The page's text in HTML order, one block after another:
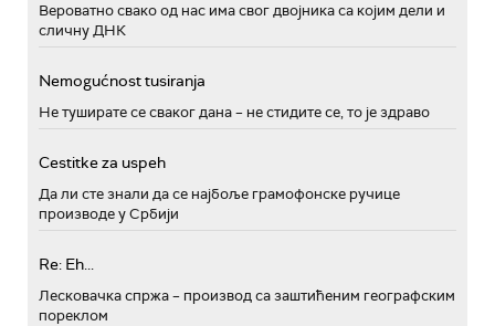
Вероватно свако од нас има свог двојника са којим дели и
сличну ДНК
Nemogućnost tusiranja
Не туширате се сваког дана – не стидите се, то је здраво
Cestitke za uspeh
Да ли сте знали да се најбоље грамофонске ручице
производе у Србији
Re: Eh...
Лесковачка спржа – производ са заштићеним географским
пореклом